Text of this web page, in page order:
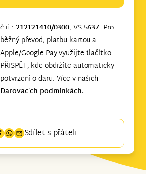
č.ú.:212121410/0300, VS5637. Pro
běžný převod, platbu kartou a
Apple/Google Pay využijte tlačítko
PŘISPĚT, kde obdržíte automaticky
potvrzení o daru. Více v našich
Darovacích podmínkách.
Sdílet s přáteli